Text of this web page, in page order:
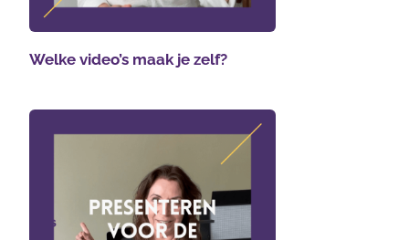
Welke video’s maak je zelf?